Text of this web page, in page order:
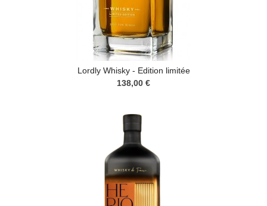
Lordly Whisky - Edition limitée
138,00 €